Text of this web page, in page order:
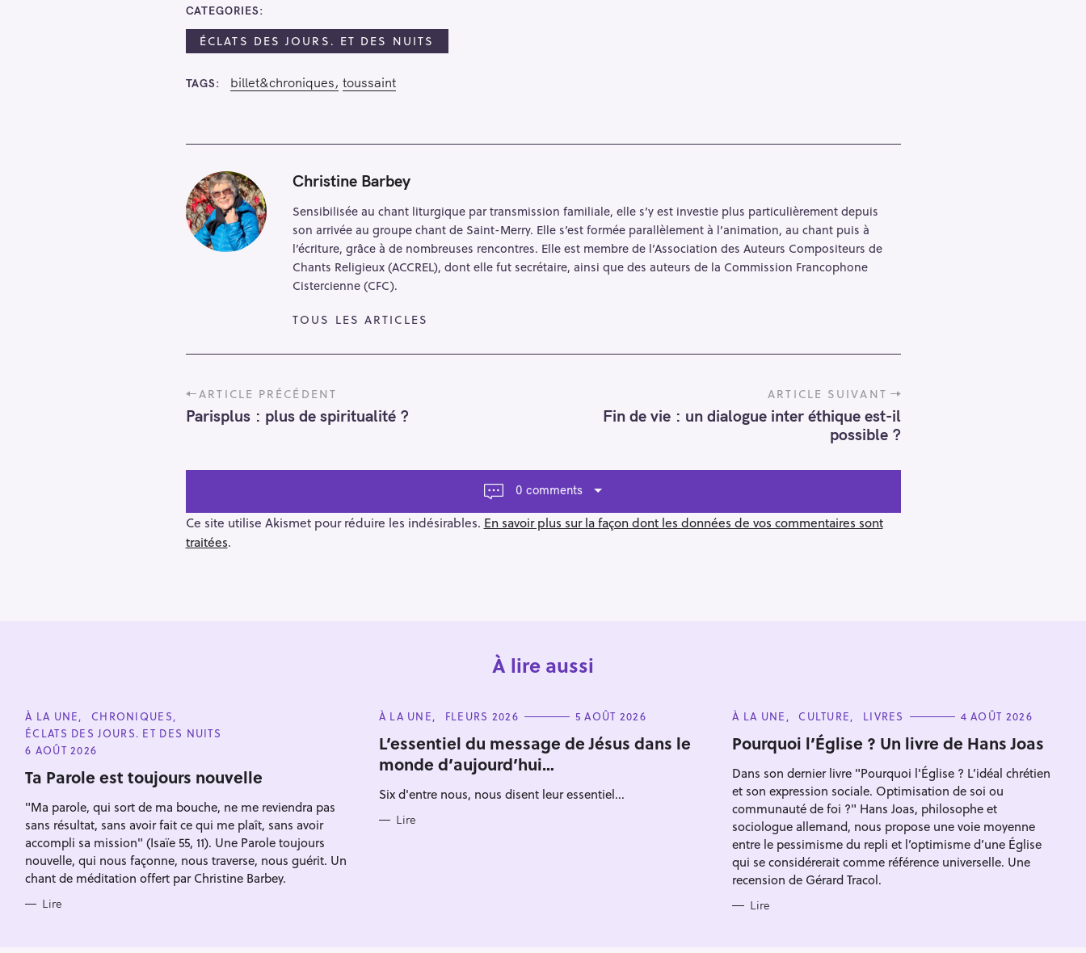
CATEGORIES
ÉCLATS DES JOURS. ET DES NUITS
TAGS billet&chroniques toussaint
Christine Barbey
Sensibilisée au chant liturgique par transmission familiale, elle s’y est investie plus particulièrement depuis
son arrivée au groupe chant de Saint-Merry. Elle s’est formée parallèlement à l’animation, au chant puis à
l’écriture, grâce à de nombreuses rencontres. Elle est membre de l’Association des Auteurs Compositeurs de
Chants Religieux (ACCREL), dont elle fut secrétaire, ainsi que des auteurs de la Commission Francophone
Cistercienne (CFC).
TOUS LES ARTICLES
P
o
s
n
v
i
g
ARTICLE PRÉCÉDENT
Parisplus : plus de spiritualité ?
ARTICLE SUIVANT
Fin de vie : un dialogue inter éthique est-il
possible ?
0 comments
Ce site utilise Akismet pour réduire les indésirables. En savoir plus sur la façon dont les données de vos commentaires sont
traitées.
À lire aussi
C
A
T
E
O
R
E
S
À LA UNE
CHRONIQUES
ÉCLATS DES JOURS. ET DES NUITS
6 AOÛT 2026
Ta Parole est toujours nouvelle
"Ma parole, qui sort de ma bouche, ne me reviendra pas
sans résultat, sans avoir fait ce qui me plaît, sans avoir
accompli sa mission" (Isaïe 55, 11). Une Parole toujours
nouvelle, qui nous façonne, nous traverse, nous guérit. Un
chant de méditation offert par Christine Barbey.
Lire
C
T
E
G
O
I
S
À LA UNE FLEURS 2026 5 AOÛT 2026
L’essentiel du message de Jésus dans le
monde d’aujourd’hui…
Six d'entre nous, nous disent leur essentiel...
Lire
C
T
E
O
R
I
E
S
À LA UNE CULTURE LIVRES 4 AOÛT 2026
Pourquoi l’Église ? Un livre de Hans Joas
Dans son dernier livre "Pourquoi l'Église ? L’idéal chrétien
et son expression sociale. Optimisation de soi ou
communauté de foi ?" Hans Joas, philosophe et
sociologue allemand, nous propose une voie moyenne
entre le pessimisme du repli et l’optimisme d’une Église
qui se considérerait comme référence universelle. Une
recension de Gérard Tracol.
Lire